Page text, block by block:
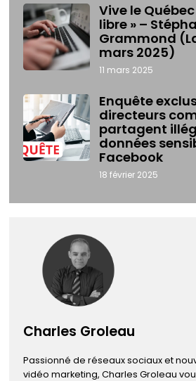
Vive le
libre » –
Grammond (La
mars 2025)
11 mars 2025
Enquête
directeurs
partagent
données
Facebook
18 février 2025
Charles Groleau
Passionné de réseaux sociaux et
vidéo marketing, Charles Groleau